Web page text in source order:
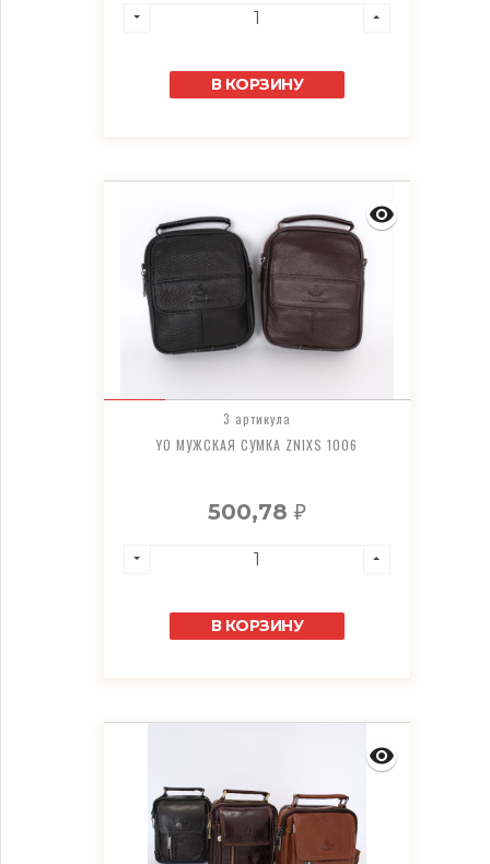
В КОРЗИНУ
3 артикула
YO МУЖСКАЯ СУМКА ZNIXS 1006
500,78 ₽
В КОРЗИНУ